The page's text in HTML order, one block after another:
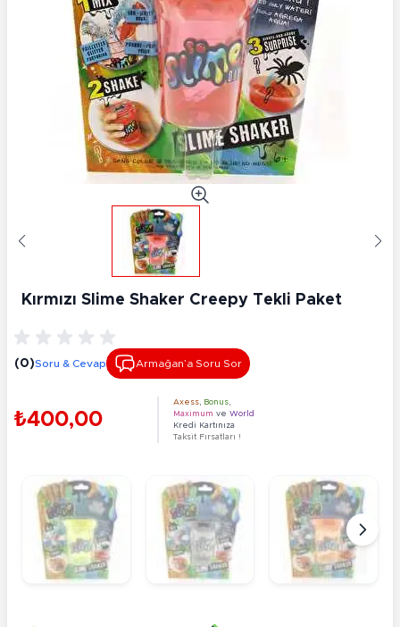
Kırmızı Slime Shaker Creepy Tekli Paket
(0)Soru & Cevap Armağan’a Soru Sor
₺400,00
Axess Bonus
Maximum ve World
Kredi Kartınıza
Taksit Fırsatları !